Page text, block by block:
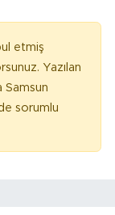
etmiş
Yazılan
Samsun
sorumlu